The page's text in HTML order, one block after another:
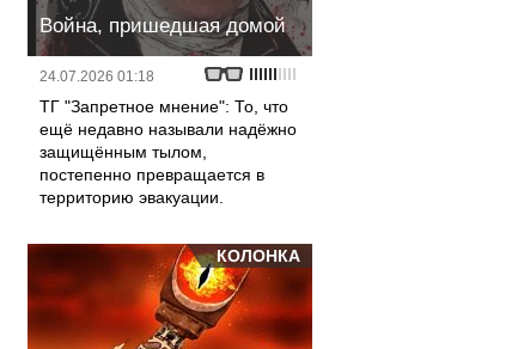
Война, пришедшая домой
24.07.2026 01:18
ТГ "Запретное мнение": То, что
ещё недавно называли надёжно
защищённым тылом,
постепенно превращается в
территорию эвакуации.
КОЛОНКА